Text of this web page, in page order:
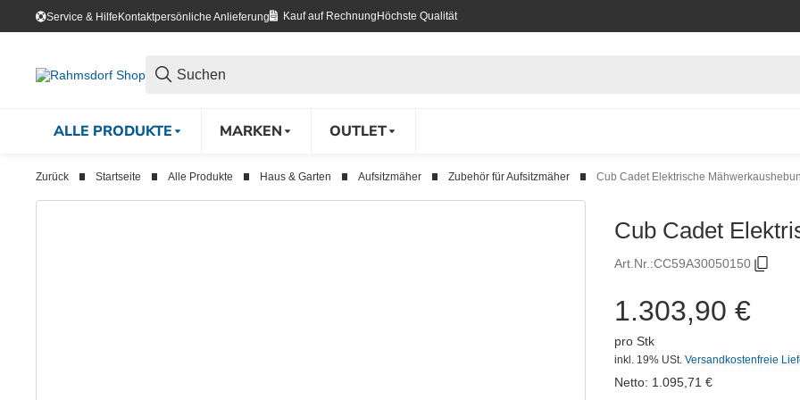
Service & HilfeKontaktpersönliche Anlieferung Kauf auf Rechnung Höchste Qualität
ALLE PRODUKTE MARKEN OUTLET
Zurück Startseite Alle Produkte Haus & Garten Aufsitzmäher Zubehör für Aufsitzmäher Cub Cadet Elektrische
Cub Cadet
Art.Nr.:CC59A30050150
1.303,90 €
pro Stk
inkl. 19% USt. Versandkostenfreie
Netto: 1.095,71 €